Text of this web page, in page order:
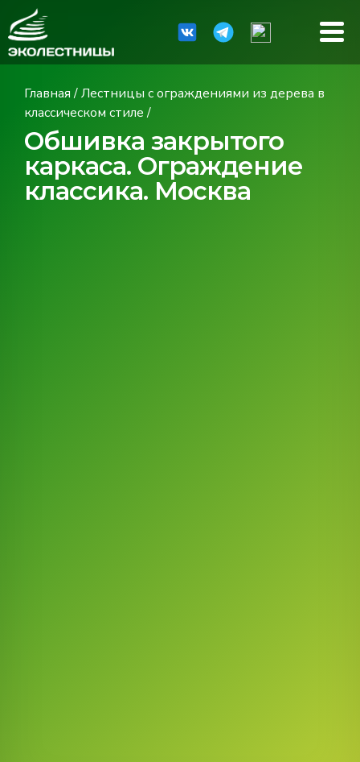
Главная/Лестницы с ограждениями из дерева в
классическом стиле/
Обшивка закрытого
каркаса. Ограждение
классика. Москва